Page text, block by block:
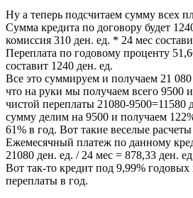
Ну а теперь подсчитаем сумму всех
Сумма кредита по договору будет
комиссия 310 ден. ед. * 24 мес
Переплата по годовому проценту
составит 1240 ден. ед.
Все это суммируем и получаем 21
что на руки мы получаем всего 9500
чистой переплаты 21080-9500=11580
сумму делим на 9500 и получаем
61% в год. Вот такие веселые
Ежемесячный платеж по данному
21080 ден. ед. / 24 мес = 878,33 ден.
Вот так-то кредит под 9,99% годовых
переплаты в год.